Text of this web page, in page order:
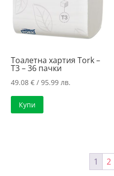
Тоалетна хартия Tork –
T3 – 36 пачки
49.08€ / 95.99 лв.
Купи
1 2